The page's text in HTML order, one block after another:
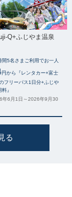
Q+ふじやま温泉
5名さまご利用でお一人
円から『レンタカー+富士
フリーパス1日分+ふじや
』
年6月1日～2026年9月30
る